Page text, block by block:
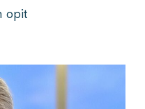
opit